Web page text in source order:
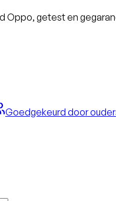
Oppo, getest en
Goedgekeurd door